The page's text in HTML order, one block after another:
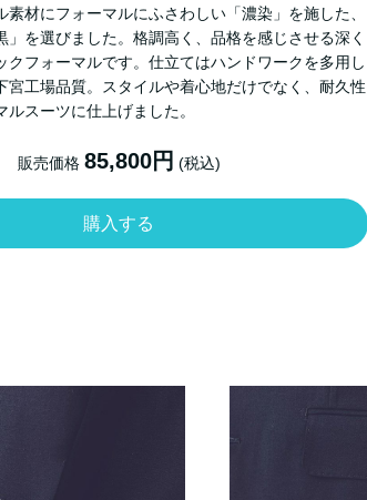
素材にフォーマルにふさわしい「濃染」を施した、
」を選びました。格調高く、品格を感じさせる深く
クフォーマルです。仕立てはハンドワークを多用し
宮工場品質。スタイルや着心地だけでなく、耐久性
ルスーツに仕上げました。
販売価格 85,800円 (税込)
購入する